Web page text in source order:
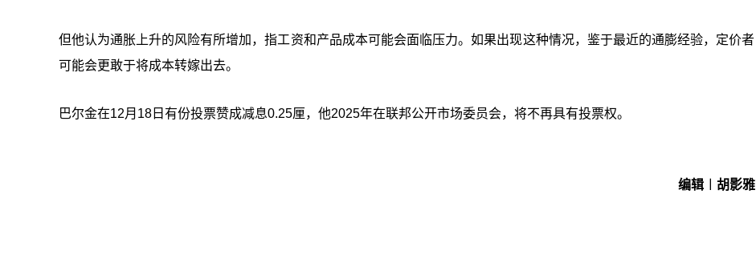
但他认为通胀上升的风险有所增加，指工资和产品成本可能会面临压力。如果出现这种情况，鉴于最近的通膨经验，定价者
可能会更敢于将成本转嫁出去。
巴尔金在12月18日有份投票赞成减息0.25厘，他2025年在联邦公开市场委员会，将不再具有投票权。
编辑︱胡影雅